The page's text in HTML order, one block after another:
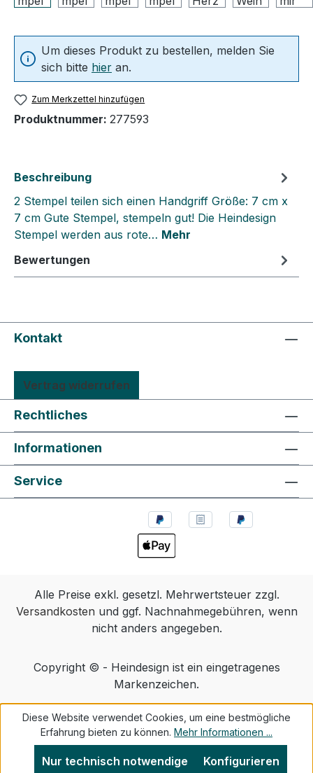
Um dieses Produkt zu bestellen, melden Sie
sich bitte hier an.
Zum Merkzettel hinzufügen
Produktnummer: 277593
Beschreibung
2 Stempel teilen sich einen Handgriff Größe: 7 cm x
7 cm Gute Stempel, stempeln gut! Die Heindesign
Stempel werden aus rote… Mehr
Bewertungen
Kontakt
Vertrag widerrufen
Rechtliches
Informationen
Service
Alle Preise exkl. gesetzl. Mehrwertsteuer zzgl.
Versandkosten und ggf. Nachnahmegebühren, wenn
nicht anders angegeben.
Copyright © - Heindesign ist ein eingetragenes
Markenzeichen.
Diese Website verwendet Cookies, um eine bestmögliche
Erfahrung bieten zu können. Mehr Informationen ...
Nur technisch notwendige Konfigurieren